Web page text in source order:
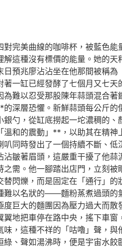
完美曲線的咖啡杯，被藍色
這種沒有標價的能量。她的
預兆廖沾沾坐在他那間被稱
一缸已經發酵了七個月又七
難以忍受那股陳年蒜頭混合
深層恐懼。新鮮蒜頭每公斤
勺，從缸底撈起一坨濃稠的
和的震動」**，以助其在精
叭同時發出了一個持續不斷
皺著眉頭，這嚴重干擾了他
需。他一腳踏出店門，立刻
閃爍，而是固定在「通行」
以名狀的——麵粉蒸煮過頭的
巨大的麵團因為壓力過大而
地把車停在路中央，搖下車
，這種不祥的「咕嚕」聲，
、聲如湯沸時，便是宇宙水